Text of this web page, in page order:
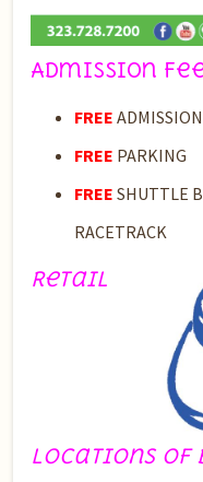
Admission
FREE ADMISSION
FREE PARKING
FREE SHUTTLE
RACETRACK
Retail
Locations of